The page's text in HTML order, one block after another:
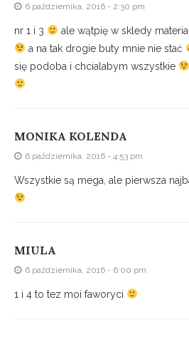
6 października, 2016 - 2:30 pm
nr 1 i 3
ale wątpię w skledy
a na tak drogie buty mnie nie stać
się podoba i chcialabym wszystkie
MONIKA KOLENDA
6 października, 2016 - 4:53 pm
Wszystkie są mega, ale pierwsza
MIULA
6 października, 2016 - 6:00 pm
1 i 4 to tez moi faworyci